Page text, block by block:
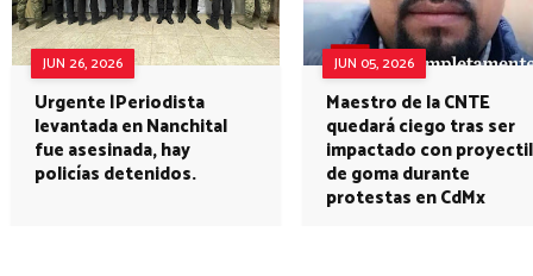
JUN 26, 2026
Urgente |Periodista
levantada en Nanchital
fue asesinada, hay
policías detenidos.
JUN 05, 2026
Maestro de la CNTE
quedará ciego tras ser
impactado con proyectil
de goma durante
protestas en CdMx